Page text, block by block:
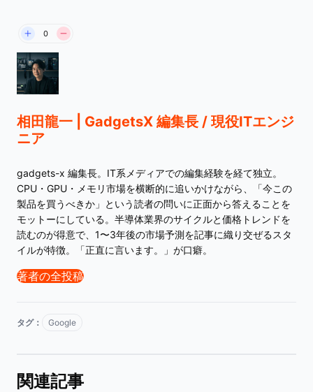
0
相田龍一 | GadgetsX 編集長 / 現役ITエンジ
ニア
gadgets-x 編集長。IT系メディアでの編集経験を経て独立。
CPU・GPU・メモリ市場を横断的に追いかけながら、「今この
製品を買うべきか」という読者の問いに正面から答えることを
モットーにしている。半導体業界のサイクルと価格トレンドを
読むのが得意で、1〜3年後の市場予測を記事に織り交ぜるスタ
イルが特徴。「正直に言います。」が口癖。
著者の全投稿
タグ： Google
関連記事